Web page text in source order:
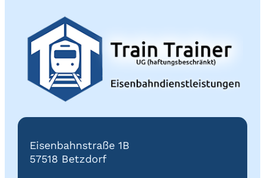
Eisenbahnstraße 1B
57518 Betzdorf